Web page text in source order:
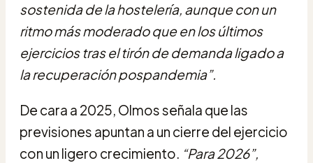
sostenida de la hostelería, aunque con un
ritmo más moderado que en los últimos
ejercicios tras el tirón de demanda ligado a
la recuperación pospandemia”.
De cara a 2025, Olmos señala que las
previsiones apuntan a un cierre del ejercicio
con un ligero crecimiento. “Para 2026”,